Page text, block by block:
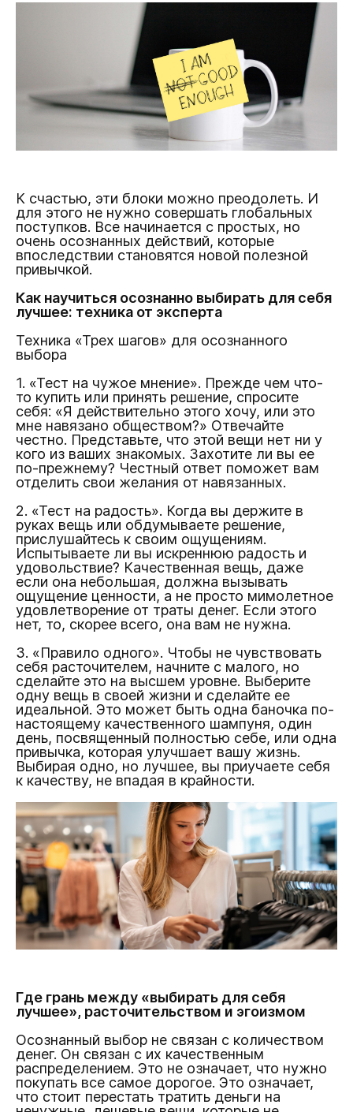
К счастью, эти блоки можно преодолеть. И
для этого не нужно совершать глобальных
поступков. Все начинается с простых, но
очень осознанных действий, которые
впоследствии становятся новой полезной
привычкой.
Как научиться осознанно выбирать для себя
лучшее: техника от эксперта
Техника «Трех шагов» для осознанного
выбора
1. «Тест на чужое мнение». Прежде чем что-
то купить или принять решение, спросите
себя: «Я действительно этого хочу, или это
мне навязано обществом?» Отвечайте
честно. Представьте, что этой вещи нет ни у
кого из ваших знакомых. Захотите ли вы ее
по-прежнему? Честный ответ поможет вам
отделить свои желания от навязанных.
2. «Тест на радость». Когда вы держите в
руках вещь или обдумываете решение,
прислушайтесь к своим ощущениям.
Испытываете ли вы искреннюю радость и
удовольствие? Качественная вещь, даже
если она небольшая, должна вызывать
ощущение ценности, а не просто мимолетное
удовлетворение от траты денег. Если этого
нет, то, скорее всего, она вам не нужна.
3. «Правило одного». Чтобы не чувствовать
себя расточителем, начните с малого, но
сделайте это на высшем уровне. Выберите
одну вещь в своей жизни и сделайте ее
идеальной. Это может быть одна баночка по-
настоящему качественного шампуня, один
день, посвященный полностью себе, или одна
привычка, которая улучшает вашу жизнь.
Выбирая одно, но лучшее, вы приучаете себя
к качеству, не впадая в крайности.
Где грань между «выбирать для себя
лучшее», расточительством и эгоизмом
Осознанный выбор не связан с количеством
денег. Он связан с их качественным
распределением. Это не означает, что нужно
покупать все самое дорогое. Это означает,
что стоит перестать тратить деньги на